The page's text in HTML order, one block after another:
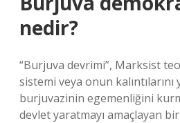
nedir?
“Burjuva devrimi”, Marksist
sistemi veya onun kalıntılarını
burjuvazinin egemenliğini
devlet yaratmayı amaçlayan